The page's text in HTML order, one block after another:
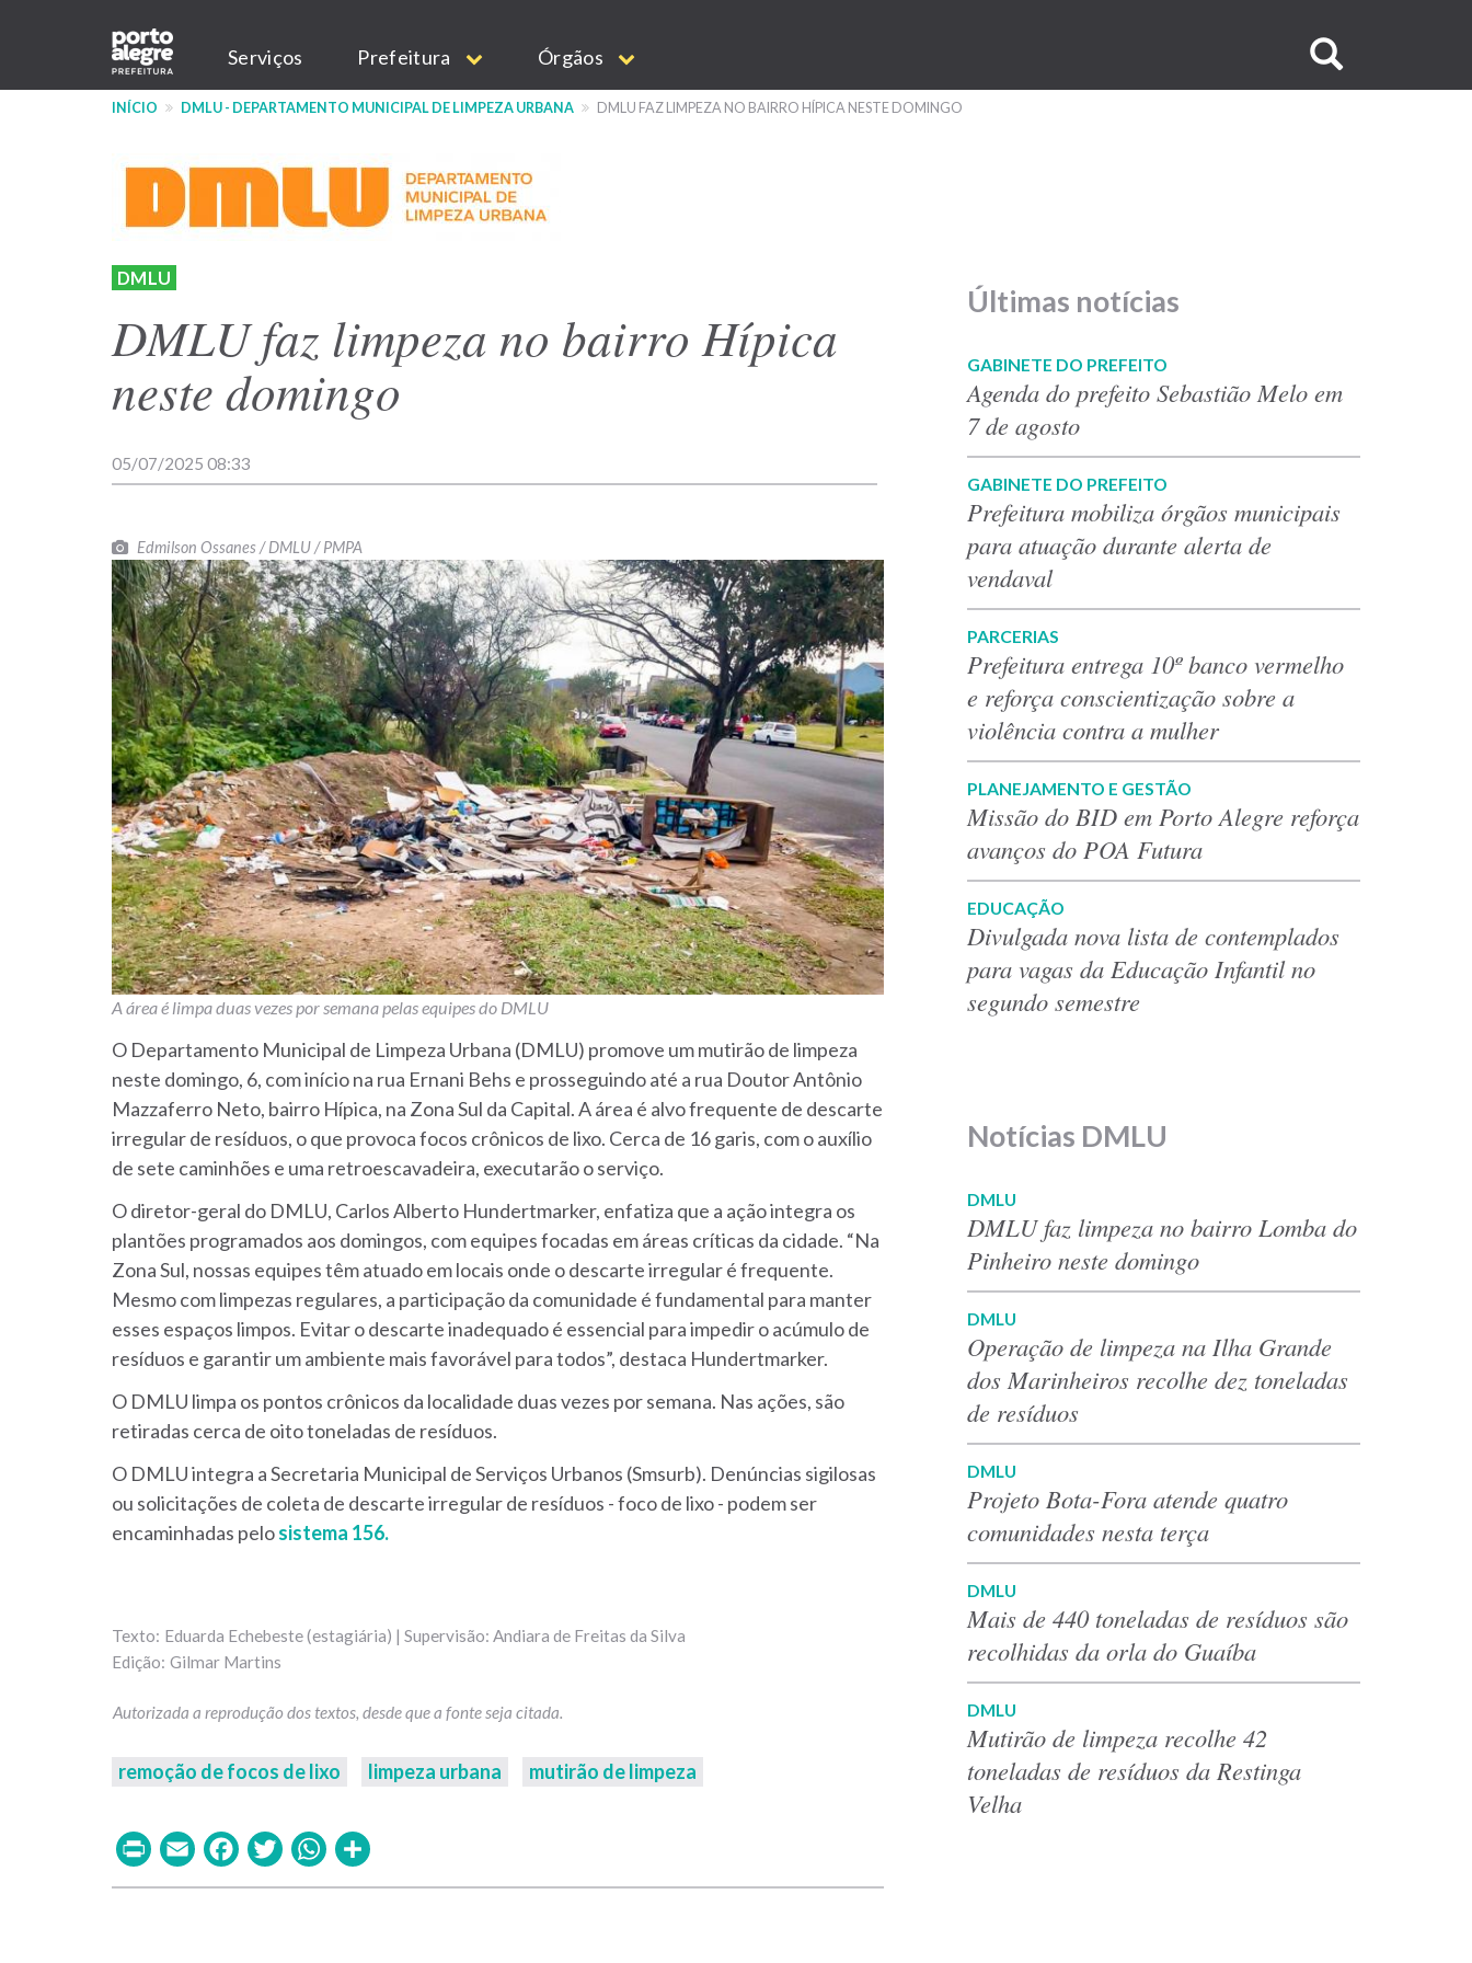
conteúdo
Main
navigation
Serviços Prefeitura Órgãos
no
INÍCIO DMLU - DEPARTAMENTO MUNICIPAL DE LIMPEZA URBANA DMLU FAZ LIMPEZA NO BAIRRO HÍPICA NESTE DOMINGO
DMLU
DMLU faz limpeza no bairro Hípica
neste domingo
05/07/2025 08:33
Edmilson Ossanes / DMLU / PMPA
A área é limpa duas vezes por semana pelas equipes do DMLU
O Departamento Municipal de Limpeza Urbana (DMLU) promove um mutirão de limpeza
neste domingo, 6, com início na rua Ernani Behs e prosseguindo até a rua Doutor Antônio
Mazzaferro Neto, bairro Hípica, na Zona Sul da Capital. A área é alvo frequente de descarte
irregular de resíduos, o que provoca focos crônicos de lixo. Cerca de 16 garis, com o auxílio
de sete caminhões e uma retroescavadeira, executarão o serviço.
O diretor-geral do DMLU, Carlos Alberto Hundertmarker, enfatiza que a ação integra os
plantões programados aos domingos, com equipes focadas em áreas críticas da cidade. “Na
Zona Sul, nossas equipes têm atuado em locais onde o descarte irregular é frequente.
Mesmo com limpezas regulares, a participação da comunidade é fundamental para manter
esses espaços limpos. Evitar o descarte inadequado é essencial para impedir o acúmulo de
resíduos e garantir um ambiente mais favorável para todos”, destaca Hundertmarker.
O DMLU limpa os pontos crônicos da localidade duas vezes por semana. Nas ações, são
retiradas cerca de oito toneladas de resíduos.
O DMLU integra a Secretaria Municipal de Serviços Urbanos (Smsurb). Denúncias sigilosas
ou solicitações de coleta de descarte irregular de resíduos - foco de lixo - podem ser
encaminhadas pelosistema 156.
Eduarda Echebeste (estagiária) | Supervisão: Andiara de Freitas da Silva
Gilmar Martins
remoção de focos de lixo limpeza urbana mutirão de limpeza
PrintEmailFacebook
TwitterWhatsApp
Últimas notícias
GABINETE DO PREFEITO
Agenda do prefeito Sebastião Melo em
7 de agosto
GABINETE DO PREFEITO
Prefeitura mobiliza órgãos municipais
para atuação durante alerta de
vendaval
PARCERIAS
Prefeitura entrega 10º banco vermelho
e reforça conscientização sobre a
violência contra a mulher
PLANEJAMENTO E GESTÃO
Missão do BID em Porto Alegre reforça
avanços do POA Futura
EDUCAÇÃO
Divulgada nova lista de contemplados
para vagas da Educação Infantil no
segundo semestre
Notícias DMLU
DMLU
DMLU faz limpeza no bairro Lomba do
Pinheiro neste domingo
DMLU
Operação de limpeza na Ilha Grande
dos Marinheiros recolhe dez toneladas
de resíduos
DMLU
Projeto Bota-Fora atende quatro
comunidades nesta terça
DMLU
Mais de 440 toneladas de resíduos são
recolhidas da orla do Guaíba
DMLU
Mutirão de limpeza recolhe 42
toneladas de resíduos da Restinga
Velha